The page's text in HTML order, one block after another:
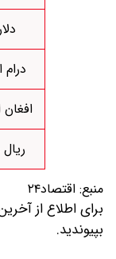
افغان
منبع: اقتصاد۲۴
برای اطلاع از
بپیوندید.